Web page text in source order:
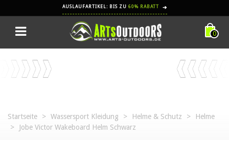
AUSLAUFARTIKEL: BIS ZU 60% RABATT ➔
0
Startseite > Wassersport Kleidung > Helme & Schutz >
Helme
>
Jobe Victor Wakeboard Helm Schwarz